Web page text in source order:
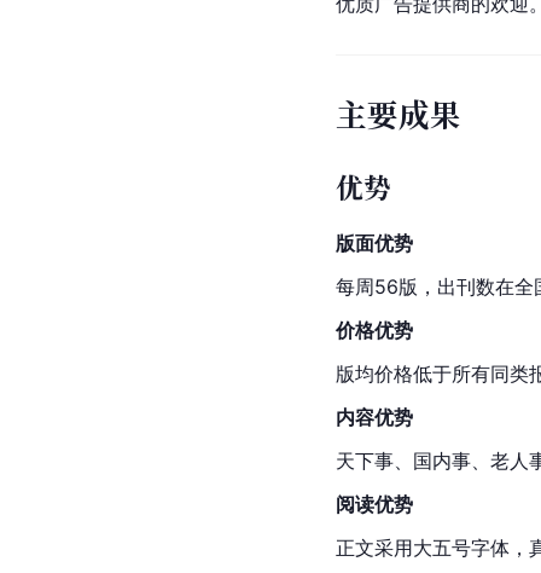
主要成果
优势
版面优势
每周56版，出刊数在全
价格优势
版均价格低于所有同类
内容优势
天下事、国内事、老人
阅读优势
正文采用大五号字体，